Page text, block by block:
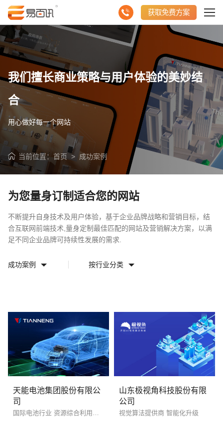
获取免费方案
我们擅长商业策略与用户体验的美妙结
合
用心做好每一个网站
当前位置： 首页> 成功案例
为您量身订制适合您的网站
不断提升自身技术及用户体验，基于企业品牌战略和营销目标，结
合互联网前端技术,量身定制最佳匹配的网站及营销解决方案，以满
足不同企业品牌可持续性发展的需求.
成功案例 按行业分类
天能电池集团股份有限公
司
国际电池行业 资源综合利用和回收
山东极视角科技股份有限
公司
视觉算法提供商 智能化升级